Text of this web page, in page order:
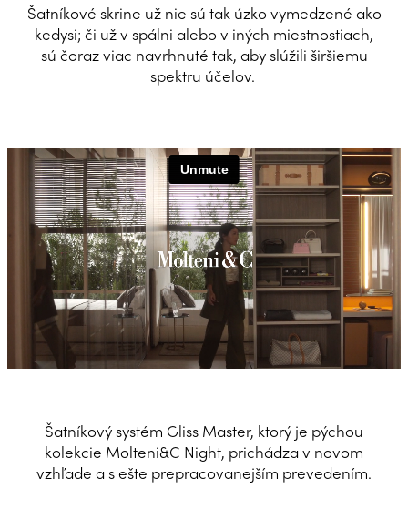
Šatníkové skrine už nie sú tak úzko vymedzené ako
kedysi; či už v spálni alebo v iných miestnostiach,
sú čoraz viac navrhnuté tak, aby slúžili širšiemu
spektru účelov.
Šatníkový systém Gliss Master, ktorý je pýchou
kolekcie Molteni&C Night, prichádza v novom
vzhľade a s ešte prepracovanejším prevedením.